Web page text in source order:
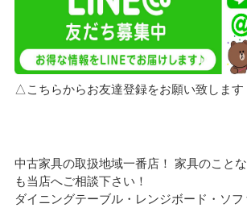
△こちらからお友達登録をお願い致します
中古家具の取扱地域一番店！ 家具のこと
も当店へご相談下さい！
ダイニングテーブル・レンジボード・ソ